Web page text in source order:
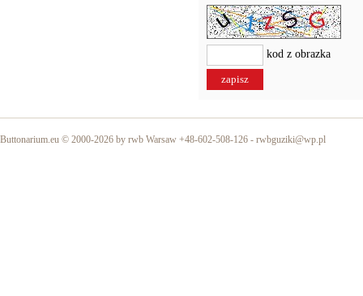
kod z obrazka
Buttonarium.eu © 2000-2026 by rwb Warsaw +48-602-508-126 - rwbguziki@wp.pl